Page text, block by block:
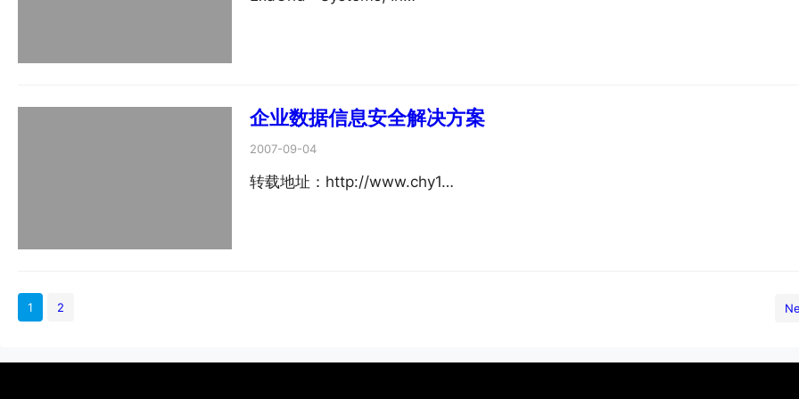
企业数据信息安全解决方案
2007-09-04
转载地址：http://www.chy1…
1 2